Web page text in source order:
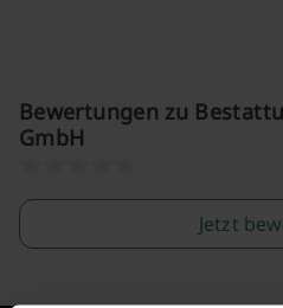
Bewertungen zu
GmbH
Jetzt